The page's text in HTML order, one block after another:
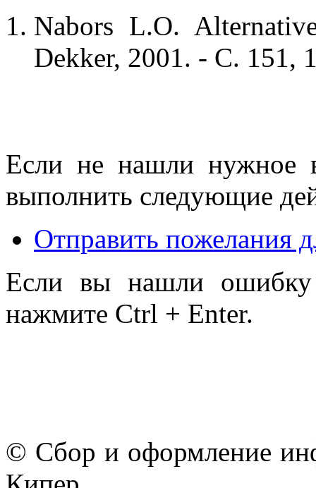
Nabors L.O.
Dekker, 2001. - С. 151,
Если не нашли нужное
выполнить следующие
Отправить пожелания
Если вы нашли ошибку
нажмите Ctrl + Enter.
© Сбор и оформление